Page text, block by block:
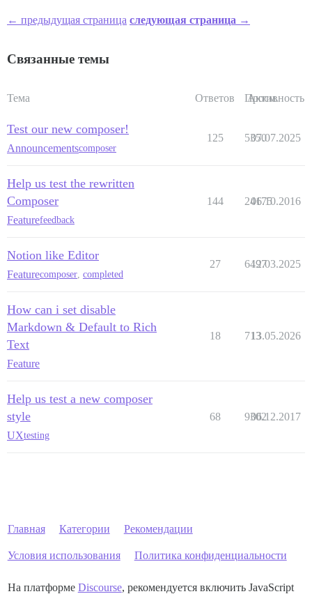
← предыдущая страница следующая страница →
Связанные темы
Тема Ответов Просм.
Активность
Test our new composer!
Announcementscomposer
125 5350
07.07.2025
Help us test the rewritten
Composer
Featurefeedback
144 24175
06.10.2016
Notion like Editor
Featurecomposer, completed
27 6497
12.03.2025
How can i set disable
Markdown & Default to Rich
Text
Feature
18 713
13.05.2026
Help us test a new composer
style
UXtesting
68 9302
06.12.2017
Главная Категории Рекомендации
Условия использования Политика конфиденциальности
На платформе Discourse, рекомендуется включить JavaScript